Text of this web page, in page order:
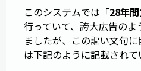
このシステムでは「28年
行っていて、誇大広告の
ましたが、この謳い文句
は下記のように記載されて